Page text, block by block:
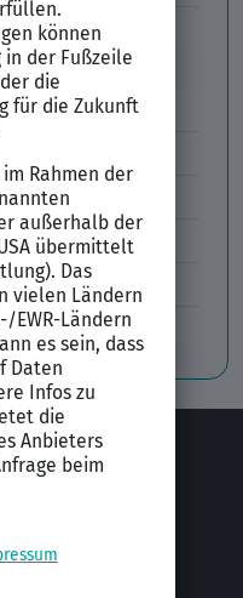
Ausbildung
Jobprofile